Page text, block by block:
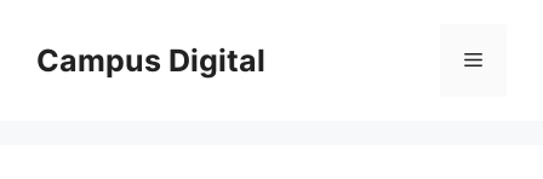
Campus Digital Menu